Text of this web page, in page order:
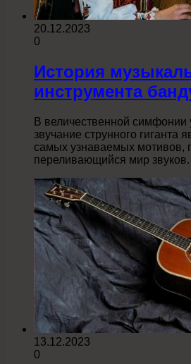
20.12.2023
0
История
инструмента
В величественной симфонии
звучание струнного гиганта
самых узнаваемых мотивов,
переливающийся мир
13.12.2023
0